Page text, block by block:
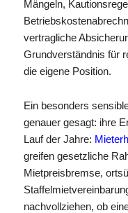
Mängeln,
vertragliche
Grundverständnis für
die eigene Position.
Ein besonders
genauer gesagt: ihre
Lauf der Jahre:
greifen gesetzliche
Mietpreisbremse,
nachvollziehen, ob